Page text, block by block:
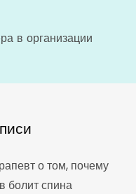
в организации
о том, почему
болит спина